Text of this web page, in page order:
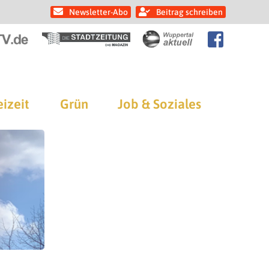
Newsletter-Abo Beitrag schreiben
Grün Job & Soziales